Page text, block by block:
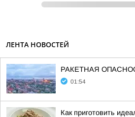
ЛЕНТА НОВОСТЕЙ
РАКЕТНАЯ
01:54
Как приготовить